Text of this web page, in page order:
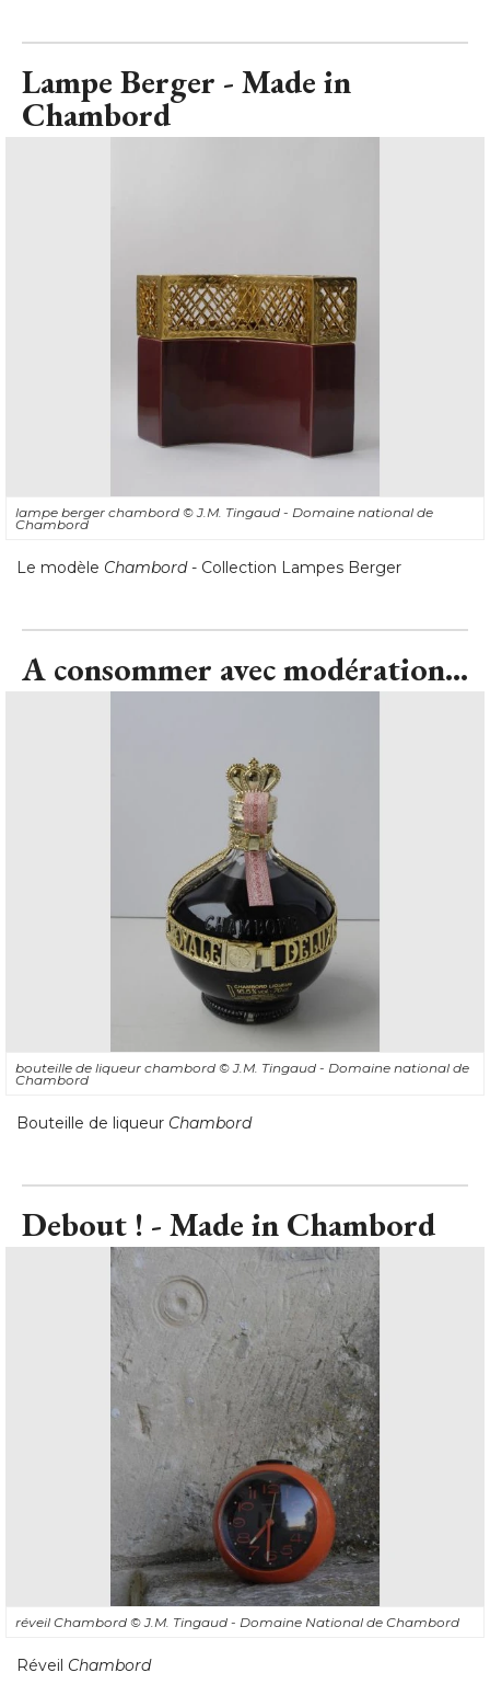
Lampe Berger - Made in
Chambord
lampe berger chambord © J.M. Tingaud - Domaine national de
Chambord
Le modèle Chambord - Collection Lampes Berger
A consommer avec modération...
bouteille de liqueur chambord © J.M. Tingaud - Domaine national de
Chambord
Bouteille de liqueur Chambord
Debout ! - Made in Chambord
réveil Chambord © J.M. Tingaud - Domaine National de Chambord
Réveil Chambord